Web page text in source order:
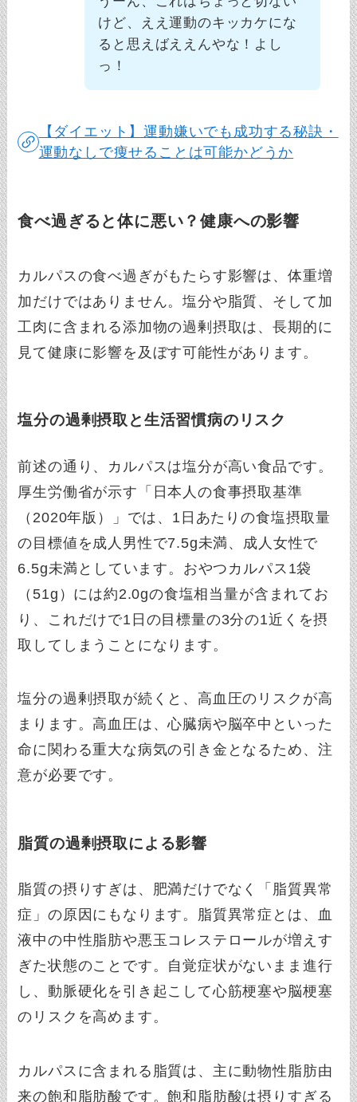
けど、ええ運動のキッカケにな
ると思えばええんやな！よし
っ！
【ダイエット】運動嫌いでも成功する秘訣・
運動なしで痩せることは可能かどうか
食べ過ぎると体に悪い？健康への影響
カルパスの食べ過ぎがもたらす影響は、体重増
加だけではありません。塩分や脂質、そして加
工肉に含まれる添加物の過剰摂取は、長期的に
見て健康に影響を及ぼす可能性があります。
塩分の過剰摂取と生活習慣病のリスク
前述の通り、カルパスは塩分が高い食品です。
厚生労働省が示す「日本人の食事摂取基準
（2020年版）」では、1日あたりの食塩摂取量
の目標値を成人男性で7.5g未満、成人女性で
6.5g未満としています。おやつカルパス1袋
（51g）には約2.0gの食塩相当量が含まれてお
り、これだけで1日の目標量の3分の1近くを摂
取してしまうことになります。
塩分の過剰摂取が続くと、高血圧のリスクが高
まります。高血圧は、心臓病や脳卒中といった
命に関わる重大な病気の引き金となるため、注
意が必要です。
脂質の過剰摂取による影響
脂質の摂りすぎは、肥満だけでなく「脂質異常
症」の原因にもなります。脂質異常症とは、血
液中の中性脂肪や悪玉コレステロールが増えす
ぎた状態のことです。自覚症状がないまま進行
し、動脈硬化を引き起こして心筋梗塞や脳梗塞
のリスクを高めます。
カルパスに含まれる脂質は、主に動物性脂肪由
来の飽和脂肪酸です。飽和脂肪酸は摂りすぎる